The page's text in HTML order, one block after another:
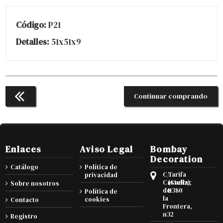
Código: P21
Detalles: 51x51x9
Continuar comprando
Enlaces
Catálogo
Sobre nosotros
Contacto
Registro
Aviso Legal
Política de
privacidad
Política de
cookies
Bombay
Decoration
C/
Castellar
de
la
Frontera,
n32
Tarifa
(Cadiz),
11380